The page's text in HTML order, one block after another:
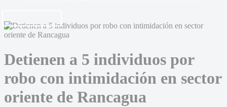
Detienen a 5 individuos por
robo con intimidación en sector
oriente de Rancagua